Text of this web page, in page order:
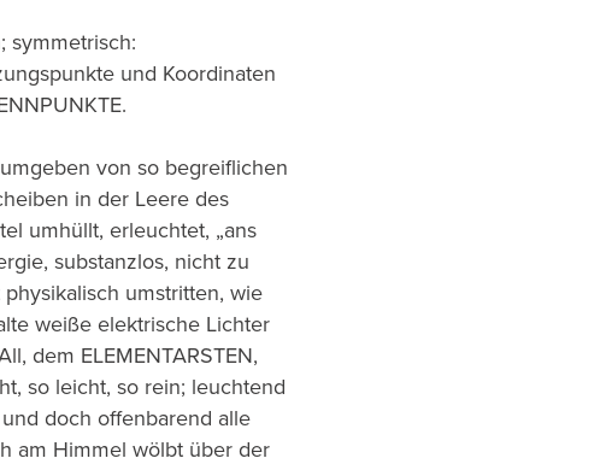
symmetrisch:
und Koordinaten
von so begreiflichen
in der Leere des
umhüllt, erleuchtet, „ans
substanzlos, nicht zu
umstritten, wie
weiße elektrische Lichter
dem ELEMENTARSTEN,
so leicht, so rein; leuchtend
doch offenbarend alle
am Himmel wölbt über der